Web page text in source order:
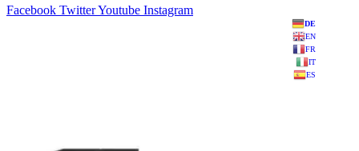
Facebook TwitterYoutube Instagram
DE
EN
FR
IT
ES